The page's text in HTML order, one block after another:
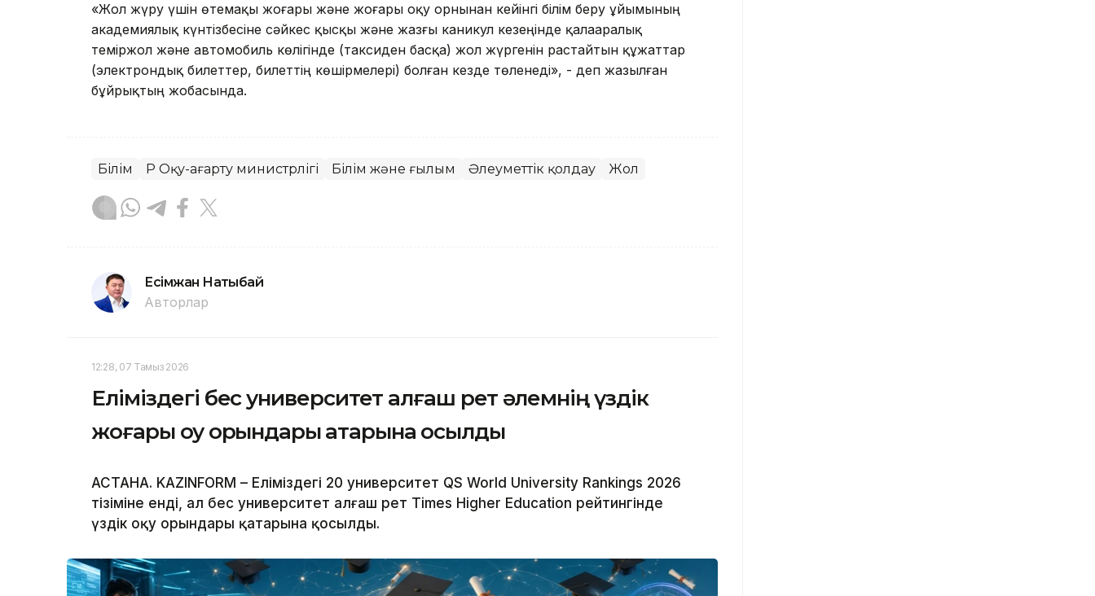
«Жол жүру үшін өтемақы жоғары және жоғары оқу орнынан кейінгі білім беру ұйымының
академиялық күнтізбесіне сәйкес қысқы және жазғы каникул кезеңінде қалааралық
теміржол және автомобиль көлігінде (таксиден басқа) жол жүргенін растайтын құжаттар
(электрондық билеттер, билеттің көшірмелері) болған кезде төленеді», - деп жазылған
бұйрықтың жобасында.
Білім ҚР Оқу-ағарту министрлігі Білім және ғылым Әлеуметтік қолдау Жол
Есімжан Нақтыбай
Авторлар
12:28, 07 Тамыз 2026
Еліміздегі бес университет алғаш рет әлемнің үздік
жоғары оқу орындары қатарына қосылды
АСТАНА. KAZINFORM – Еліміздегі 20 университет QS World University Rankings 2026
тізіміне енді, ал бес университет алғаш рет Times Higher Education рейтингінде
үздік оқу орындары қатарына қосылды.